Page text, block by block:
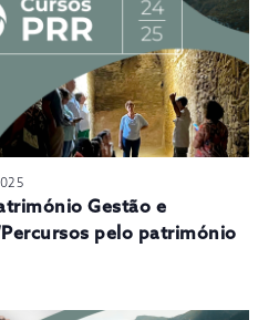
Gestão e
pelo património